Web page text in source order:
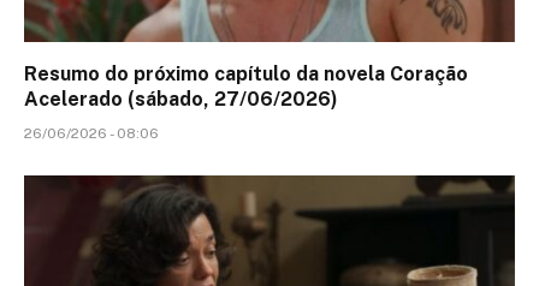
Resumo do próximo capítulo da novela Coração
Acelerado (sábado, 27/06/2026)
26/06/2026 - 08:06